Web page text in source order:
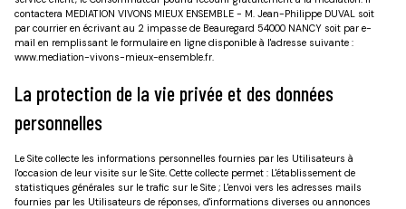
contactera MEDIATION VIVONS MIEUX ENSEMBLE - M. Jean-Philippe DUVAL soit
par courrier en écrivant au 2 impasse de Beauregard 54000 NANCY soit par e-
mail en remplissant le formulaire en ligne disponible à l'adresse suivante :
www.mediation-vivons-mieux-ensemble.fr.
La protection de la vie privée et des données
personnelles
Le Site collecte les informations personnelles fournies par les Utilisateurs à
l'occasion de leur visite sur le Site. Cette collecte permet : L'établissement de
statistiques générales sur le trafic sur le Site ; L'envoi vers les adresses mails
fournies par les Utilisateurs de réponses, d'informations diverses ou annonces